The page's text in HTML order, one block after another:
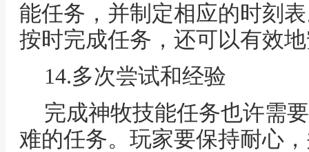
能任务，并制定相应的时刻
按时完成任务，还可以有效
14.多次尝试和经验
完成神牧技能任务也许需
难的任务。玩家要保持耐心